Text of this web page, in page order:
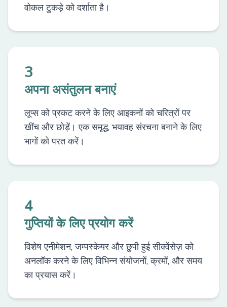
वोकल टुकड़े को दर्शाता है।
3
अपना असंतुलन बनाएं
लूप्स को प्रकट करने के लिए आइकनों को चरित्रों पर
खींच और छोड़ें। एक समृद्ध, भयावह संरचना बनाने के लिए
भागों को परत करें।
4
गुप्तियों के लिए प्रयोग करें
विशेष एनीमेशन, जम्पस्केयर और छुपी हुई सीक्वेंसेज़ को
अनलॉक करने के लिए विभिन्न संयोजनों, क्रमों, और समय
का प्रयास करें।